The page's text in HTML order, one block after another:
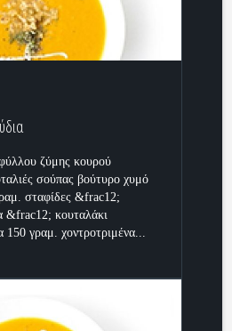
ζύμης κουρού
σούπας βούτυρο χυμό
σταφίδες &frac12;
&frac12; κουταλάκι
150 γραμ. χοντροτριμένα...